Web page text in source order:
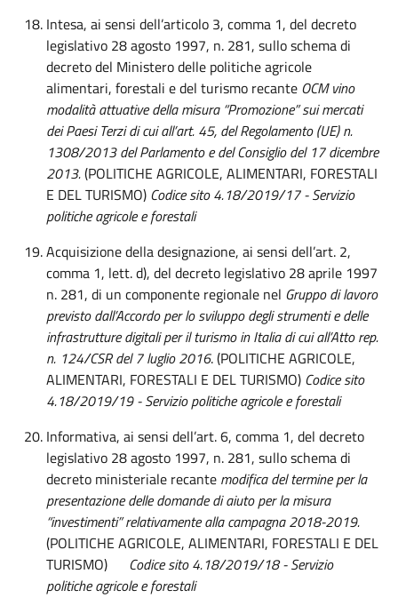
Intesa, ai sensi dell’articolo 3, comma 1, del decreto
legislativo 28 agosto 1997, n. 281, sullo schema di
decreto del Ministero delle politiche agricole
alimentari, forestali e del turismo recante OCM vino
modalità attuative della misura “Promozione” sui mercati
dei Paesi Terzi di cui all’art. 45, del Regolamento (UE) n.
1308/2013 del Parlamento e del Consiglio del 17 dicembre
2013.(POLITICHE AGRICOLE, ALIMENTARI, FORESTALI
E DEL TURISMO) Codice sito 4.18/2019/17 - Servizio
politiche agricole e forestali
Acquisizione della designazione, ai sensi dell’art. 2,
comma 1, lett. d), del decreto legislativo 28 aprile 1997
n. 281, di un componente regionale nel Gruppo di lavoro
previsto dall’Accordo per lo sviluppo degli strumenti e delle
infrastrutture digitali per il turismo in Italia di cui all’Atto rep.
n. 124/CSR del 7 luglio 2016. (POLITICHE AGRICOLE,
ALIMENTARI, FORESTALI E DEL TURISMO) Codice sito
4.18/2019/19 - Servizio politiche agricole e forestali
Informativa, ai sensi dell’art. 6, comma 1, del decreto
legislativo 28 agosto 1997, n. 281, sullo schema di
decreto ministeriale recante modifica del termine per la
presentazione delle domande di aiuto per la misura
“investimenti” relativamente alla campagna 2018-2019.
(POLITICHE AGRICOLE, ALIMENTARI, FORESTALI E DEL
TURISMO) Codice sito 4.18/2019/18 - Servizio
politiche agricole e forestali